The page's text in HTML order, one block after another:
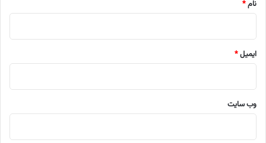
نام*
ایمیل*
وب‌ سایت